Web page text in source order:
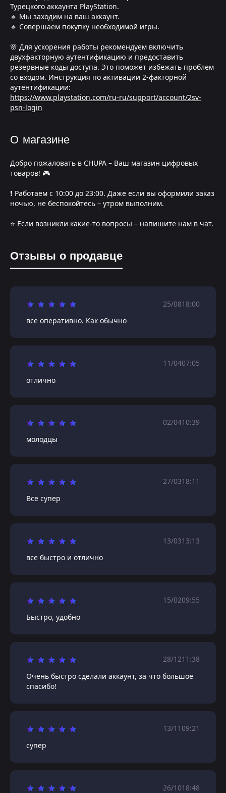
Турецкого аккаунта PlayStation.
🔹 Мы заходим на ваш аккаунт.
🔹 Совершаем покупку необходимой игры.
🌸 Для ускорения работы рекомендуем включить
двухфакторную аутентификацию и предоставить
резервные коды доступа. Это поможет избежать проблем
со входом. Инструкция по активации 2-факторной
аутентификации:
https://www.playstation.com/ru-ru/support/account/2sv-
psn-login
О магазине
Добро пожаловать в CHUPA – Ваш магазин цифровых
товаров! 🎮
❗️ Работаем с 10:00 до 23:00. Даже если вы оформили заказ
ночью, не беспокойтесь – утром выполним.
⭐️ Если возникли какие-то вопросы – напишите нам в чат.
Отзывы о продавце
25/0818:00
все оперативно. Как обычно
11/0407:05
отлично
02/0410:39
молодцы
27/0318:11
Все супер
13/0313:13
все быстро и отлично
15/0209:55
Быстро, удобно
28/1211:38
Очень быстро сделали аккаунт, за что большое
спасибо!
13/1109:21
супер
26/1018:48